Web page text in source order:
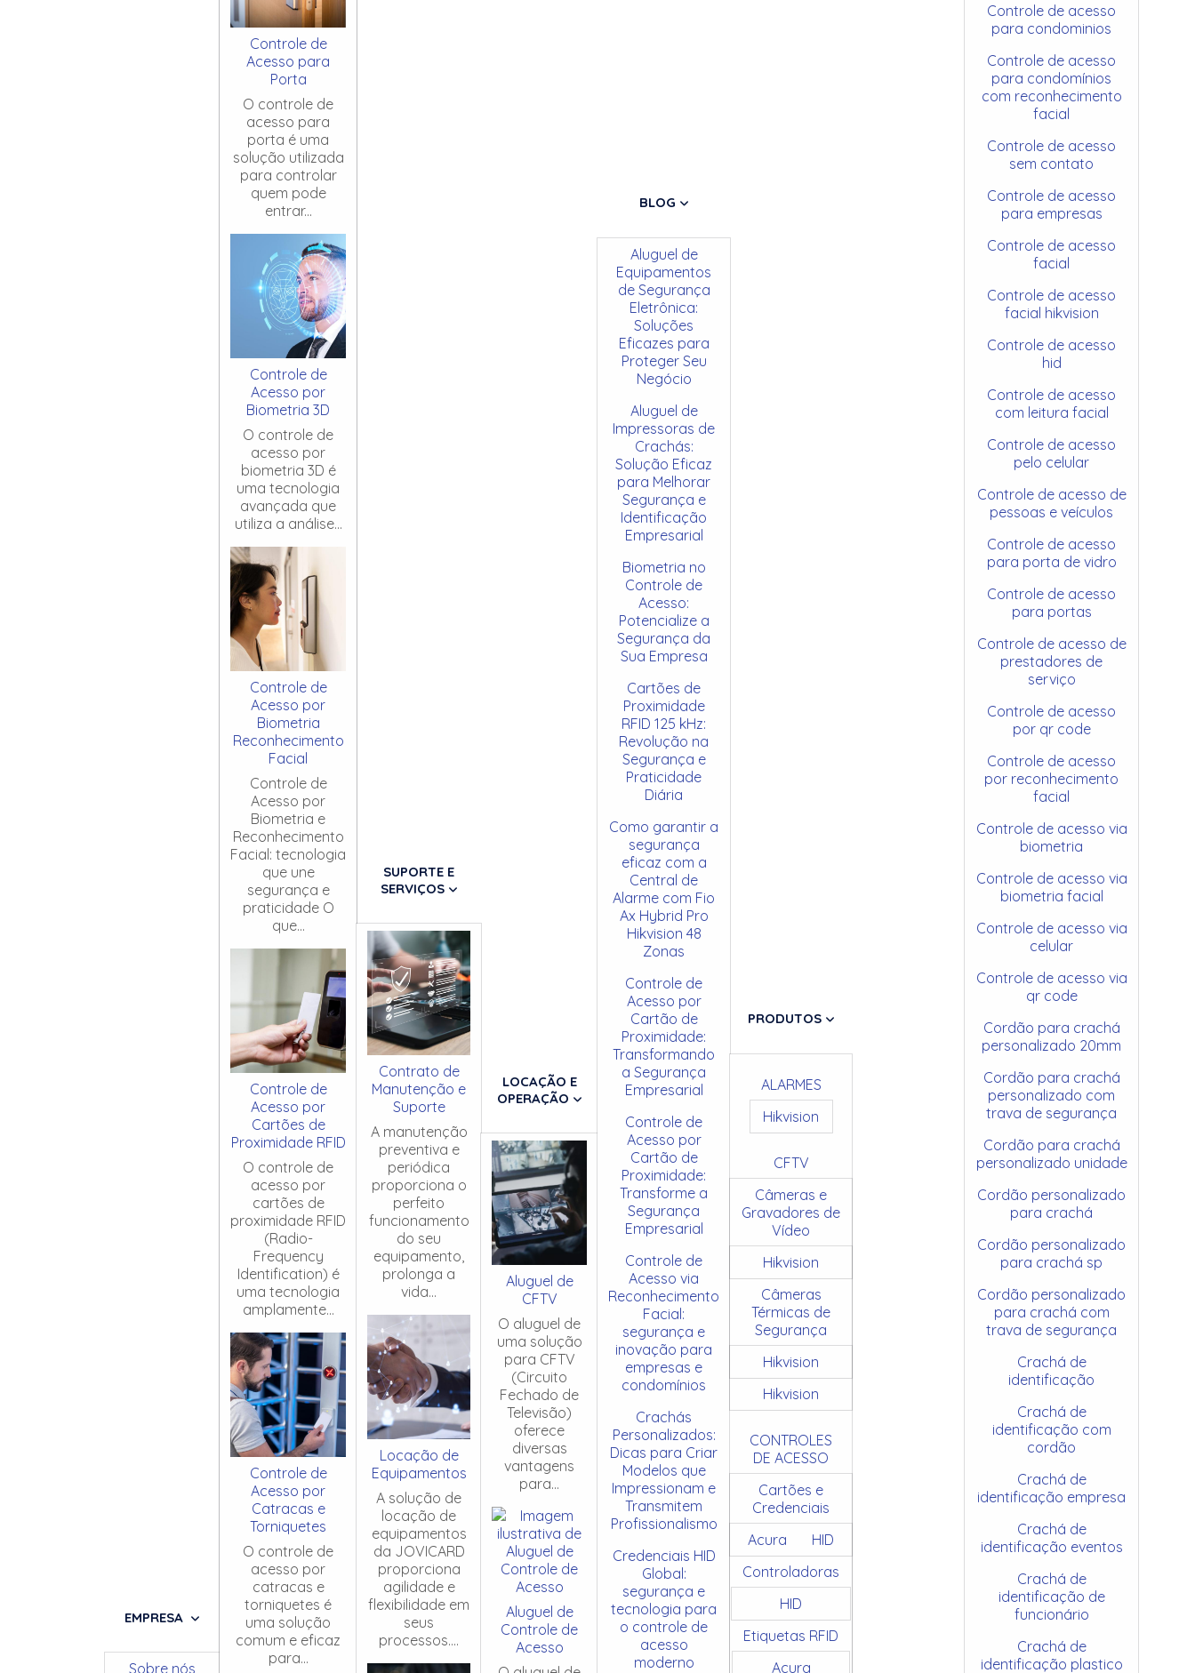
EMPRESA
Sobre nós
Controle de
Acesso para
Porta
O controle de
acesso para
porta é uma
solução utilizada
para controlar
quem pode
entrar...
Controle de
Acesso por
Biometria 3D
O controle de
acesso por
biometria 3D é
uma tecnologia
avançada que
utiliza a análise...
Controle de
Acesso por
Biometria
Reconhecimento
Facial
Controle de
Acesso por
Biometria e
Reconhecimento
Facial: tecnologia
que une
segurança e
praticidade O
que...
Controle de
Acesso por
Cartões de
Proximidade RFID
O controle de
acesso por
cartões de
proximidade RFID
(Radio-
Frequency
Identification) é
uma tecnologia
amplamente...
Controle de
Acesso por
Catracas e
Torniquetes
O controle de
acesso por
catracas e
torniquetes é
uma solução
comum e eficaz
para...
SUPORTE E
SERVIÇOS
Contrato de
Manutenção e
Suporte
A manutenção
preventiva e
periódica
proporciona o
perfeito
funcionamento
do seu
equipamento,
prolonga a
vida...
Locação de
Equipamentos
A solução de
locação de
equipamentos
da JOVICARD
proporciona
agilidade e
flexibilidade em
seus
processos....
LOCAÇÃO E
OPERAÇÃO
Aluguel de
CFTV
O aluguel de
uma solução
para CFTV
(Circuito
Fechado de
Televisão)
oferece
diversas
vantagens
para...
Aluguel de
Controle de
Acesso
BLOG
Aluguel de
Equipamentos
de Segurança
Eletrônica:
Soluções
Eficazes para
Proteger Seu
Negócio
Aluguel de
Impressoras de
Crachás:
Solução Eficaz
para Melhorar
Segurança e
Identificação
Empresarial
Biometria no
Controle de
Acesso:
Potencialize a
Segurança da
Sua Empresa
Cartões de
Proximidade
RFID 125 kHz:
Revolução na
Segurança e
Praticidade
Diária
Como garantir a
segurança
eficaz com a
Central de
Alarme com Fio
Ax Hybrid Pro
Hikvision 48
Zonas
Controle de
Acesso por
Cartão de
Proximidade:
Transformando
a Segurança
Empresarial
Controle de
Acesso por
Cartão de
Proximidade:
Transforme a
Segurança
Empresarial
Controle de
Acesso via
Reconhecimento
Facial:
segurança e
inovação para
empresas e
condomínios
Crachás
Personalizados:
Dicas para Criar
Modelos que
Impressionam e
Transmitem
Profissionalismo
Credenciais HID
Global:
segurança e
tecnologia para
o controle de
acesso
moderno
PRODUTOS
ALARMES
Hikvision
CFTV
Câmeras e
Gravadores de
Vídeo
Hikvision
Câmeras
Térmicas de
Segurança
Hikvision
Hikvision
CONTROLES
DE ACESSO
Cartões e
Credenciais
Acura
HID
Controladoras
HID
Etiquetas RFID
Acura
Controle de acesso
para condominios
Controle de acesso
para condomínios
com reconhecimento
facial
Controle de acesso
sem contato
Controle de acesso
para empresas
Controle de acesso
facial
Controle de acesso
facial hikvision
Controle de acesso
hid
Controle de acesso
com leitura facial
Controle de acesso
pelo celular
Controle de acesso de
pessoas e veículos
Controle de acesso
para porta de vidro
Controle de acesso
para portas
Controle de acesso de
prestadores de
serviço
Controle de acesso
por qr code
Controle de acesso
por reconhecimento
facial
Controle de acesso via
biometria
Controle de acesso via
biometria facial
Controle de acesso via
celular
Controle de acesso via
qr code
Cordão para crachá
personalizado 20mm
Cordão para crachá
personalizado com
trava de segurança
Cordão para crachá
personalizado unidade
Cordão personalizado
para crachá
Cordão personalizado
para crachá sp
Cordão personalizado
para crachá com
trava de segurança
Crachá de
identificação
Crachá de
identificação com
cordão
Crachá de
identificação empresa
Crachá de
identificação eventos
Crachá de
identificação de
funcionário
Crachá de
identificação plastico